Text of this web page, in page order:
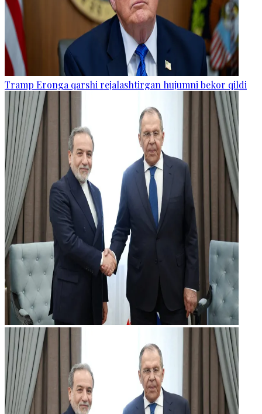
Tramp Eronga qarshi rejalashtirgan hujumni bekor qildi